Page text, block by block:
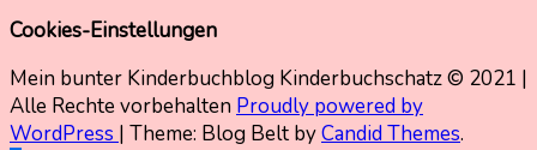
Cookies-Einstellungen
Mein bunter Kinderbuchblog Kinderbuchschatz © 2021 |
Alle Rechte vorbehalten Proudly powered by
WordPress | Theme: Blog Belt byCandid Themes.